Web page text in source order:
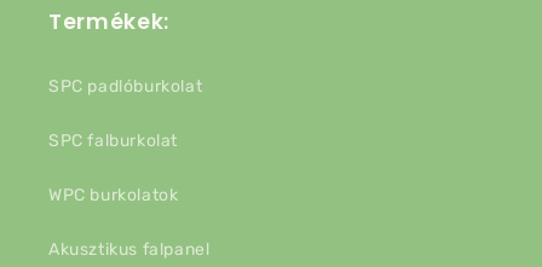
Termékek:
SPC padlóburkolat
SPC falburkolat
WPC burkolatok
Akusztikus falpanel